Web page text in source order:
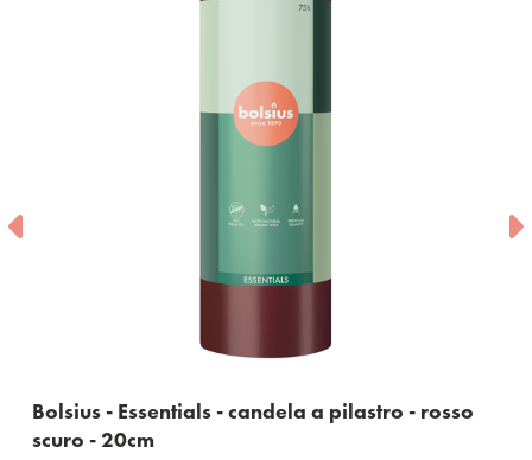
- Essentials - candela a pilastro - rosso
20cm
Bolsius